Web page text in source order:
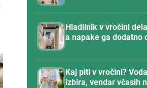
Hladilnik v vročini
a napake ga dodatno
Kaj piti v vročini?
izbira, vendar včasih